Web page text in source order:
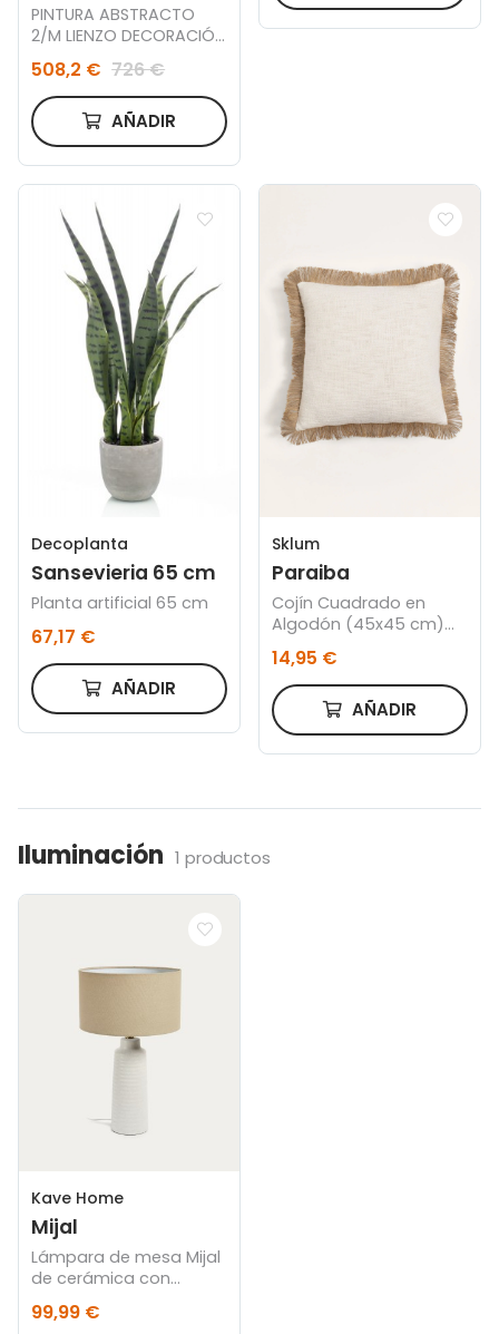
PINTURA ABSTRACTO
2/M LIENZO DECORACIÓN
100 X 3,50 X 100 CM V2
508,2 € 726 €
AÑADIR
Decoplanta
Sansevieria 65 cm
Planta artificial 65 cm
67,17 €
AÑADIR
Sklum
Paraiba
Cojín Cuadrado en
Algodón (45x45 cm)
Paraiba
14,95 €
AÑADIR
Iluminación 1 productos
Kave Home
Mijal
Lámpara de mesa Mijal
de cerámica con
99,99 €